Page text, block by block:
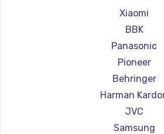
Настройка Wi-Fi
1030 руб.
Заказать
Замена
1260 руб.
Заказать
Xiaomi
BBK
Panasonic
Pioneer
Behringer
Harman
JVC
Samsung